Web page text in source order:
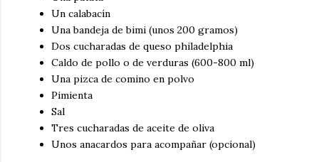
Un calabacín
Una bandeja de bimi (unos 200 gramos)
Dos cucharadas de queso philadelphia
Caldo de pollo o de verduras (600-800 ml)
Una pizca de comino en polvo
Pimienta
Sal
Tres cucharadas de aceite de oliva
Unos anacardos para acompañar (opcional)